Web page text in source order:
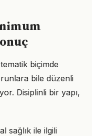
biçimde
bile düzenli
Disiplinli bir yapı,
sağlık ile ilgili